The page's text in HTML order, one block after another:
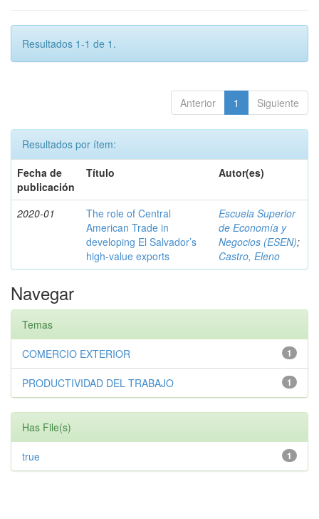
Resultados 1-1 de 1.
Anterior 1 Siguiente
Resultados por ítem:
Fecha de
publicación
Título Autor(es)
2020-01
The role of Central
American Trade in
developing El Salvador’s
high-value exports
Escuela Superior
de Economía y
Negocios (ESEN);
Castro, Eleno
Navegar
Temas
1
COMERCIO EXTERIOR
1
PRODUCTIVIDAD DEL TRABAJO
Has File(s)
1
true